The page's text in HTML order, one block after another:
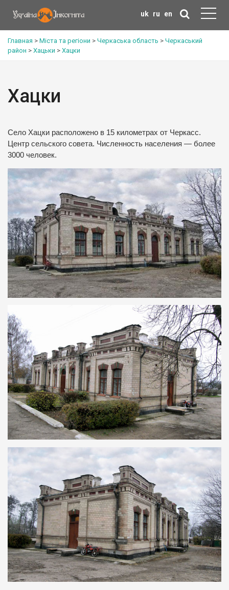
uk ru en
Главная > Міста та регіони > Черкаська область > Черкаський
район > Хацьки > Хацки
Хацки
Село Хацки расположено в 15 километрах от Черкасс.
Центр сельского совета. Численность населения — более
3000 человек.